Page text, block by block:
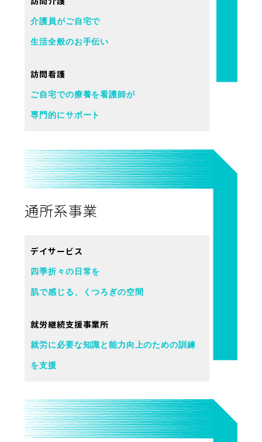
介護員がご自宅で
生活全般のお手伝い
訪問看護
ご自宅での療養を看護師が
専門的にサポート
通所系事業
デイサービス
四季折々の日常を
肌で感じる、くつろぎの空間
就労継続支援事業所
就労に必要な知識と能力向上のための訓練
を支援